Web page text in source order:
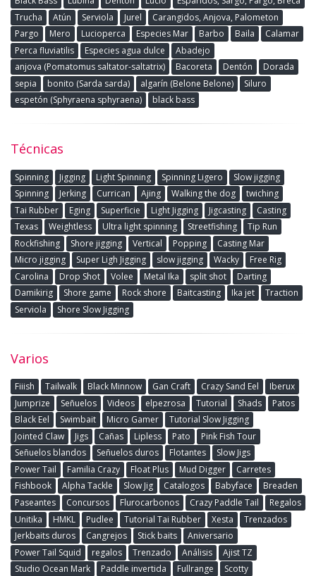
Trucha
Atún Serviola Jurel
Carangidos, Anjova, Palometon
Pargo
Mero Lucioperca Especies Mar Barbo Baila
Calamar
Perca fluviatilis
Especies agua dulce
Abadejo
anjova (Pomatomus saltator-saltatrix)
Bacoreta Dentón
Dorada
sepia
bonito (Sarda sarda) algarín (Belone Belone)
Siluro
espetón (Sphyraena sphyraena)
black bass
Técnicas
Spinning Jigging Light Spinning Spinning Ligero
Slow jigging
Spinning
Jerking Currican Ajing Walking the dog
twiching
Tai Rubber
Eging Superficie Light Jigging Jigcasting
Casting
Texas
Weightless Ultra light spinning Streetfishing
Tip Run
Rockfishing
Shore jigging Vertical Popping
Casting Mar
Micro jigging
Super Ligh Jigging slow jigging Wacky
Free Rig
Carolina
Drop Shot Volee Metal Ika split shot
Darting
Damikirig
Shore game Rock shore Baitcasting Ika jet
Traction
Serviola
Shore Slow Jigging
Varios
Fiiish Tailwalk Black Minnow Gan Craft Crazy Sand Eel
Iberux
Jumprize
Señuelos Videos elpezrosa Tutorial Shads
Patos
Black Eel
Swimbait Micro Gamer
Tutorial Slow Jigging
Jointed Claw
Jigs Cañas Lipless Pato
Pink Fish Tour
Señuelos blandos
Señuelos duros Flotantes
Slow Jigs
Power Tail
Familia Crazy Float Plus Mud Digger
Carretes
Fishbook
Alpha Tackle Slow Jig Catalogos Babyface
Breaden
Paseantes
Concursos Flurocarbonos Crazy Paddle Tail
Regalos
Unitika
HMKL Pudlee Tutorial Tai Rubber Xesta
Trenzados
Jerkbaits duros
Cangrejos Stick baits
Aniversario
Power Tail Squid
regalos Trenzado Análisis
Ajist TZ
Studio Ocean Mark
Paddle invertida Fullrange
Scotty